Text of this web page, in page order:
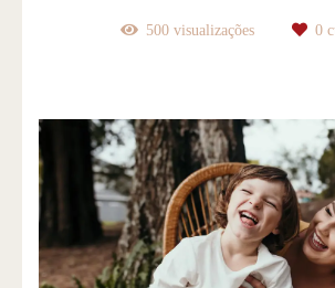
500visualizações 0